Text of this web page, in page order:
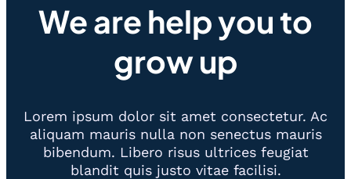
We are help you to
grow up
Lorem ipsum dolor sit amet consectetur. Ac
aliquam mauris nulla non senectus mauris
bibendum. Libero risus ultrices feugiat
blandit quis justo vitae facilisi.